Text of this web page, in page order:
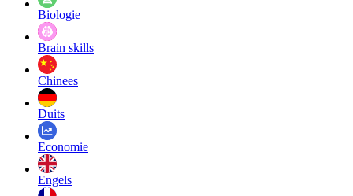
Biologie
Brain skills
Chinees
Duits
Economie
Engels